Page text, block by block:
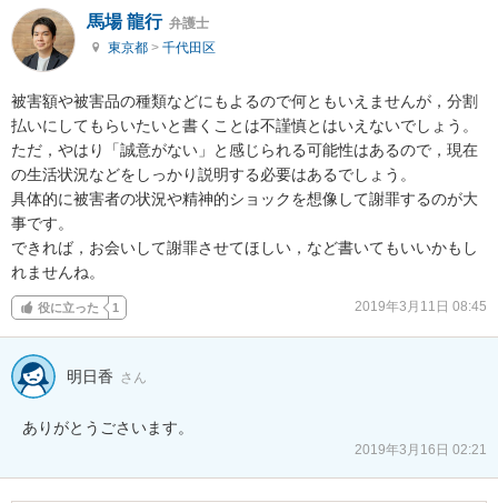
馬場 龍行 弁護士
東京都 > 千代田区
被害額や被害品の種類などにもよるので何ともいえませんが，分割
払いにしてもらいたいと書くことは不謹慎とはいえないでしょう。
ただ，やはり「誠意がない」と感じられる可能性はあるので，現在
の生活状況などをしっかり説明する必要はあるでしょう。
具体的に被害者の状況や精神的ショックを想像して謝罪するのが大
事です。
できれば，お会いして謝罪させてほしい，など書いてもいいかもし
れませんね。
役に立った 1 2019年3月11日 08:45
明日香 さん
ありがとうごさいます。
2019年3月16日 02:21